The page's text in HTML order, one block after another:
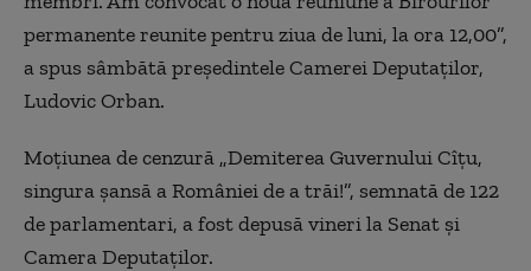
permanente reunite pentru ziua de luni, la ora 12,00”,
a spus sâmbătă preşedintele Camerei Deputaţilor,
Ludovic Orban.
Moţiunea de cenzură „Demiterea Guvernului Cîţu,
singura şansă a României de a trăi!”, semnată de 122
de parlamentari, a fost depusă vineri la Senat şi
Camera Deputaţilor.